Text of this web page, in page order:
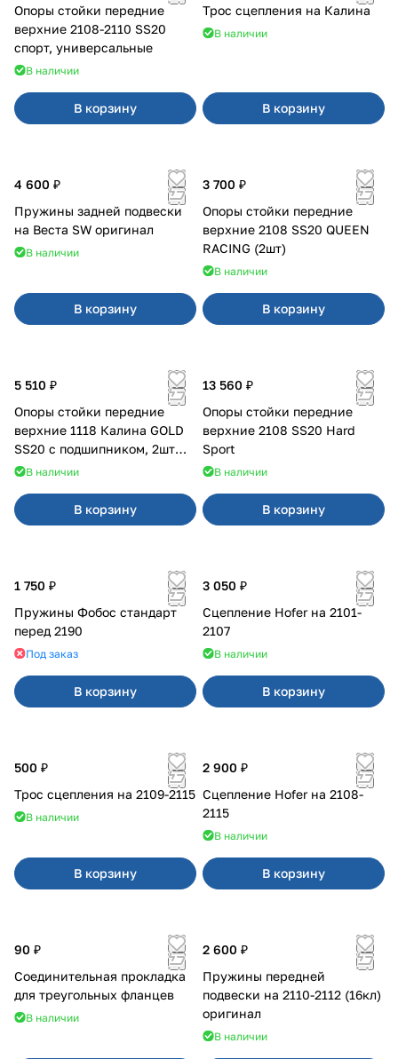
Опоры стойки передние
верхние 2108-2110 SS20
спорт, универсальные
В наличии
В корзину
Трос сцепления на Калина
В наличии
В корзину
4 600 ₽
Пружины задней подвески
на Веста SW оригинал
В наличии
В корзину
3 700 ₽
Опоры стойки передние
верхние 2108 SS20 QUEEN
RACING (2шт)
В наличии
В корзину
5 510 ₽
Опоры стойки передние
верхние 1118 Калина GOLD
SS20 с подшипником, 2шт
10115
В наличии
В корзину
13 560 ₽
Опоры стойки передние
верхние 2108 SS20 Hard
Sport
В наличии
В корзину
1 750 ₽
Пружины Фобос стандарт
перед 2190
Под заказ
В корзину
3 050 ₽
Сцепление Hofer на 2101-
2107
В наличии
В корзину
500 ₽
Трос сцепления на 2109-2115
В наличии
В корзину
2 900 ₽
Сцепление Hofer на 2108-
2115
В наличии
В корзину
90 ₽
Соединительная прокладка
для треугольных фланцев
В наличии
2 600 ₽
Пружины передней
подвески на 2110-2112 (16кл)
оригинал
В наличии